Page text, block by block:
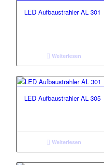
LED Aufbaustrahler AL 301
Weiterlesen
LED Aufbaustrahler AL 305
Weiterlesen